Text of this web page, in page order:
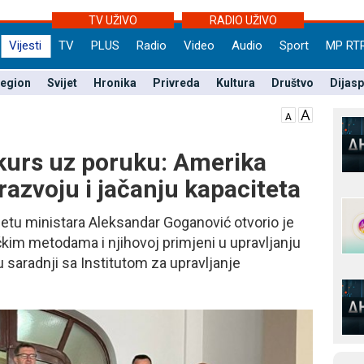
TV UŽIVO RADIO UŽIVO
Vijesti TV PLUS Radio Video Audio Sport MP
Svijet Hronika Privreda Kultura Društvo
uz poruku: Amerika
i jačanju kapaciteta
ministara Aleksandar Goganović otvorio je
metodama i njihovoj primjeni u upravljanju
saradnji sa Institutom za upravljanje